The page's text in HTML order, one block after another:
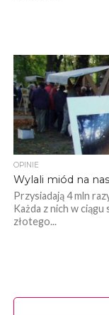
OPINIE
Wylali miód na
Przysiadają 4 mln
Każda z nich w
złotego...